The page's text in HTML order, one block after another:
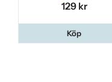
129 kr
Köp